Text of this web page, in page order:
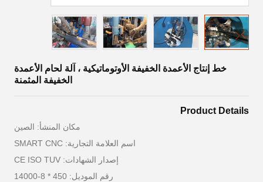
خط إنتاج الأعمدة الخفيفة الأوتوماتيكية ، آلة لحام الأعمدة
الخفيفة المثمنة
Product Details
مكان المنشأ: الصين
اسم العلامة التجارية: SMART CNC
إصدار الشهادات: CE ISO TUV
رقم الموديل: 450 * 8-14000